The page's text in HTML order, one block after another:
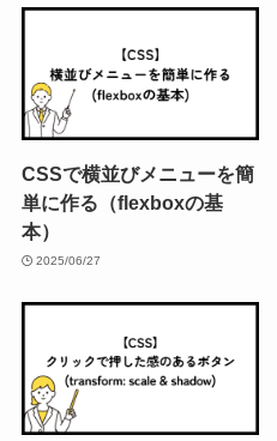
CSSで横並びメニューを簡
単に作る（flexboxの基
本）
2025/06/27